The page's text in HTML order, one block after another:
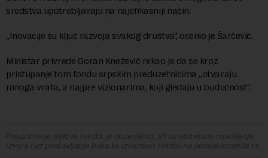
sredstva upotrebljavaju na najefikasniji način.
„Inovacije su ključ razvoja svakog društva“, ocenio je Šarčević.
Ministar privrede Goran Knežević rekao je da se kroz
pristupanje tom fondu srpskim preduzetnicima „otvaraju
mnoga vrata, a najpre vizionarima, koji gledaju u budućnost“.
Preuzimanje delova teksta je dozvoljeno, ali uz obavezno navođenje
izvora i uz postavljanje linka ka izvornom tekstu na novaekonomija.rs